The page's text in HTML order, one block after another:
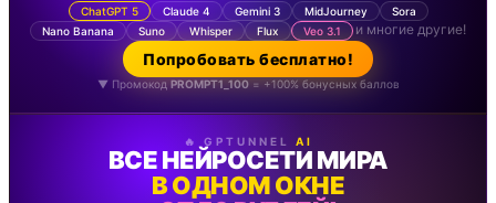
ChatGPT 5 Claude 4 Gemini 3 MidJourney
Sora
Nano Banana
Suno Whisper Flux Veo 3.1 и многие другие!
Попробовать бесплатно!
▼ Промокод PROMPT1_100= +100% бонусных баллов
🔥 GPTUNNEL AI
ВСЕ НЕЙРОСЕТИ МИРА
В ОДНОМ ОКНЕ